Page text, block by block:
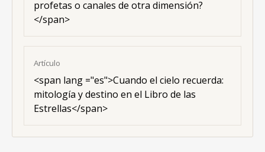
profetas o canales de otra dimensión?
</span>
Artículo
<span lang ="es">Cuando el cielo recuerda:
mitología y destino en el Libro de las
Estrellas</span>